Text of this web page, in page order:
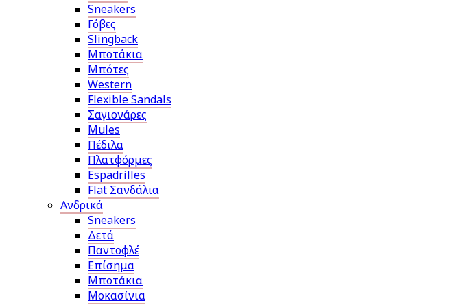
Sneakers
Γόβες
Slingback
Μποτάκια
Μπότες
Western
Flexible Sandals
Σαγιονάρες
Mules
Πέδιλα
Πλατφόρμες
Espadrilles
Flat Σανδάλια
Ανδρικά
Sneakers
Δετά
Παντοφλέ
Επίσημα
Μποτάκια
Μοκασίνια